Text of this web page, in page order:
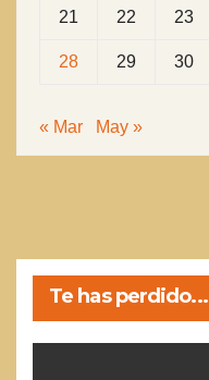
21 22 23
28 29 30
« Mar May »
Te has perdido...